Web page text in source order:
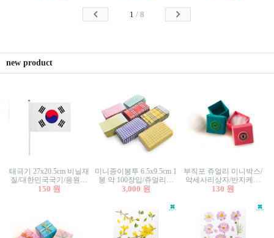
1 / 8
new product
태극기 27x20.5cm 비닐재
질/대한민국국기/응원깃
발/행사깃발
150 원
미니종이봉투 6.5x9.5cm 1
봉 약 100장입/쥬얼리봉
투/증명사진봉투/악세사
3,000 원
부직포 쥬얼리 미니박스/
악세사리상자/반지케이
스/반지상자/귀걸이상자/
130 원